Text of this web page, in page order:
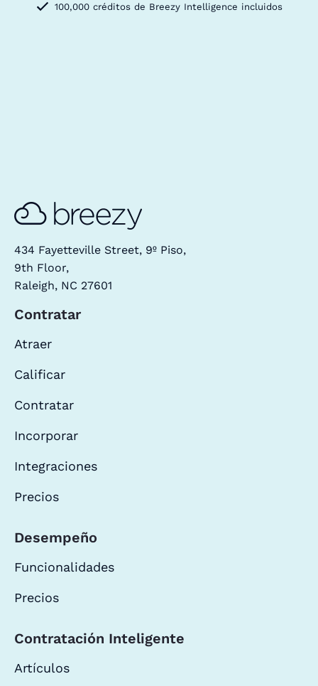
100,000 créditos de Breezy Intelligence incluidos
434 Fayetteville Street, 9º Piso,
9th Floor,
Raleigh, NC 27601
Contratar
Atraer
Calificar
Contratar
Incorporar
Integraciones
Precios
Desempeño
Funcionalidades
Precios
Contratación Inteligente
Artículos